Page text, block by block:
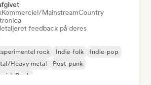
Kommerciel/MainstreamCountry
feedback på deres
rock Indie-folk
Indie-pop
Heavy metal
Post-punk
Rock